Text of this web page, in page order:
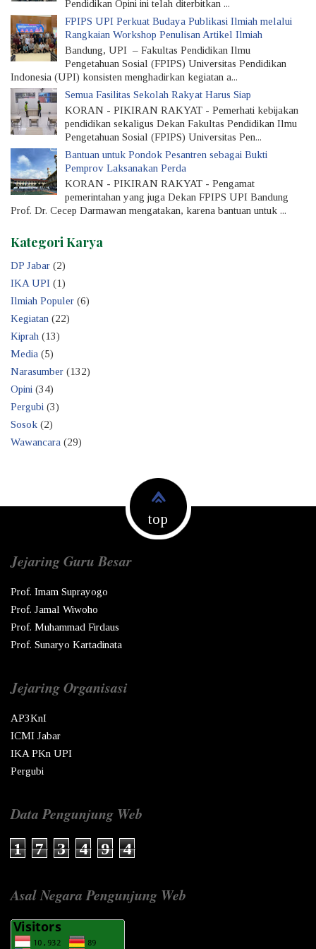
karakteristik yang berbeda dengan birokrasi biasa. Otonomi
luaslah yang harus dikedepankan, bukan sebaliknya terjebak
birokratisasi.
Begitu pun dengan dosen memiliki tugas utama
bangsa melalui tridharma perguruan tinggi. Bukan sebaliknya
tugas administrasi yang menguras waktu, pikiran, dan tenaga
Aspek kesejahteraan para dosen pun perlu diperhatikan agar
dengan kerja-kerja akademiknya.
Untuk itu, ke depan alangkah lebih bijak jika kebijakan terkait
terhadap Penilaian Angka Kredit (PAK) dan Kewajiban Khusus
Dosen (BKD) melalui Permenpan-RB No. 1 Tahun 2023 perlu
Kalau pun ingin diterapkan maka semestinya harus dilakukan
inkremental atau bertahap dan diserahkan sepenuhnya
dosen. Dengan demikian, sejatinya Kampus Merdeka dapat
seluruh sivitas akademika termasuk para dosennya merdeka.
Sumber: https://news.republika.co.id/berita/rtchv0282/dosen-
Pendidikan Opini ini telah diterbitkan ...
FPIPS UPI Perkuat Budaya Publikasi Ilmiah melalui
Rangkaian Workshop Penulisan Artikel Ilmiah
Bandung, UPI – Fakultas Pendidikan Ilmu
Pengetahuan Sosial (FPIPS) Universitas Pendidikan
Indonesia (UPI) konsisten menghadirkan kegiatan a...
Semua Fasilitas Sekolah Rakyat Harus Siap
KORAN - PIKIRAN RAKYAT - Pemerhati kebijakan
pendidikan sekaligus Dekan Fakultas Pendidik­an Ilmu
Pengetahuan Sosial (FPIPS) Universitas Pen...
Bantuan untuk Pondok Pesantren sebagai Bukti
Pemprov Laksanakan Perda
KORAN - PIKIRAN RAKYAT - Pengamat
pemerintahan yang juga Dekan FPIPS UPI Bandung
Prof. Dr. Cecep Darmawan menga­takan, karena bantuan untuk ...
Kategori Karya
DP Jabar (2)
IKA UPI (1)
Ilmiah Populer (6)
Kegiatan (22)
Kiprah (13)
Media (5)
Narasumber (132)
Opini (34)
Pergubi (3)
Sosok (2)
Wawancara (29)
top
Jejaring Guru Besar
Prof. Imam Suprayogo
Prof. Jamal Wiwoho
Prof. Muhammad Firdaus
Prof. Sunaryo Kartadinata
Jejaring Organisasi
AP3KnI
ICMI Jabar
IKA PKn UPI
Pergubi
Data Pengunjung Web
1 7 3 4 9 4
Asal Negara Pengunjung Web